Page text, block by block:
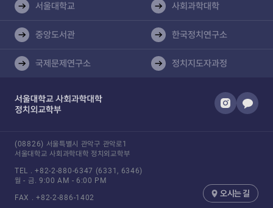
서울대학교 사회과학대학
중앙도서관 한국정치연구소
국제문제연구소 정치지도자과정​
(08826) 서울특별시 관악구 관악로1
서울대학교 사회과학대학 정치외교학부
TEL .+82-2-880-6347 (6331, 6346)
월 - 금. 9:00 AM - 6:00 PM
FAX .+82-2-886-1402 오시는 길